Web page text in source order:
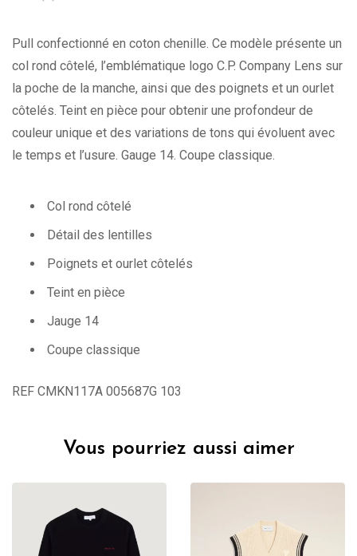
Pull confectionné en coton chenille. Ce modèle présente un
col rond côtelé, l’emblématique logo C.P. Company Lens sur
la poche de la manche, ainsi que des poignets et un ourlet
côtelés. Teint en pièce pour obtenir une profondeur de
couleur unique et des variations de tons qui évoluent avec
le temps et l’usure. Gauge 14. Coupe classique.
Col rond côtelé
Détail des lentilles
Poignets et ourlet côtelés
Teint en pièce
Jauge 14
Coupe classique
REF CMKN117A 005687G 103
Vous pourriez aussi aimer